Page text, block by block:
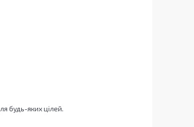
будь-яких цілей.